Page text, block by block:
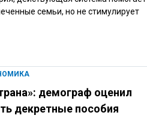
семьи, но не стимулирует
демограф оценил
декретные пособия